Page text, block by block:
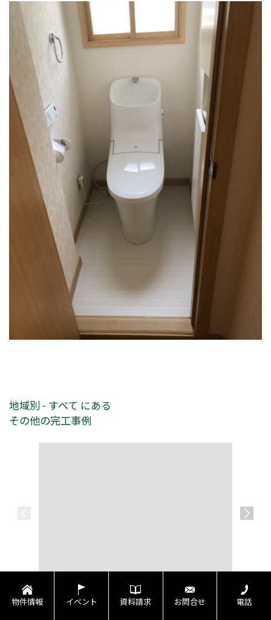
地域別 - すべて にある
その他の完工事例
OB様邸増築工事
A様邸
物件情報 イベント 資料請求 お問合せ 電話